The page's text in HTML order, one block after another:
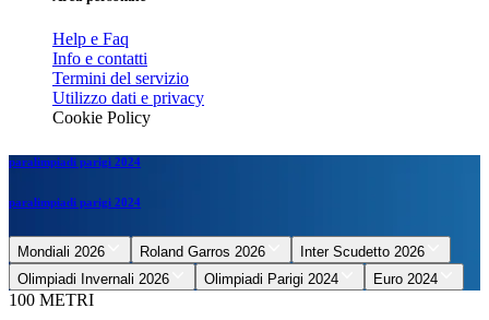
Help e Faq
Info e contatti
Termini del servizio
Utilizzo dati e privacy
Cookie Policy
paralimpiadi parigi 2024
paralimpiadi parigi 2024
Mondiali 2026 Roland Garros 2026
Inter Scudetto 2026
Olimpiadi Invernali 2026
Olimpiadi Parigi 2024 Euro 2024
100 METRI